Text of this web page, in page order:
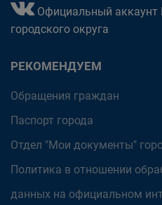
Официальный аккаунт
городского округа
РЕКОМЕНДУЕМ
Обращения граждан
Паспорт города
Отдел "Мои документы"
Политика в отношении
данных на официальном